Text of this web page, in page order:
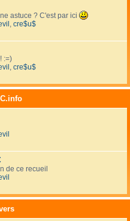
astuce ? C'est par ici
, cre$u$
:=)
, cre$u$
de ce recueil